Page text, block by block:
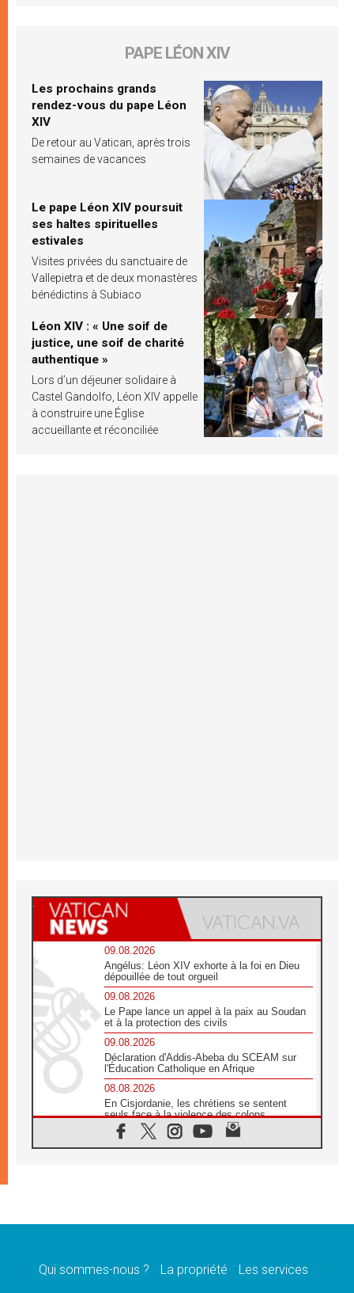
PAPE LÉON XIV
Les prochains grands
rendez-vous du pape Léon
XIV
De retour au Vatican, après trois
semaines de vacances
Le pape Léon XIV poursuit
ses haltes spirituelles
estivales
Visites privées du sanctuaire de
Vallepietra et de deux monastères
bénédictins à Subiaco
Léon XIV : « Une soif de
justice, une soif de charité
authentique »
Lors d’un déjeuner solidaire à
Castel Gandolfo, Léon XIV appelle
à construire une Église
accueillante et réconciliée
09.08.2026
Angélus: Léon XIV exhorte à la foi en Dieu
dépouillée de tout orgueil
09.08.2026
Le Pape lance un appel à la paix au Soudan
et à la protection des civils
09.08.2026
Déclaration d'Addis-Abeba du SCEAM sur
l'Éducation Catholique en Afrique
08.08.2026
En Cisjordanie, les chrétiens se sentent
seuls face à la violence des colons
08.08.2026
Léon XIV au sanctuaire de Notre Dame du
08.08.2026
08.08.2026
Qui sommes-nous ? La propriété
Les services